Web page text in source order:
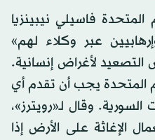
المتحدة فاسيلي نيبينزيا
عبر وكلاء لهم»
لأغراض إنسانية.
المتحدة يجب أن تقدم أي
وقال لـ«رويترز»،
الإغاثة على الأرض إذا